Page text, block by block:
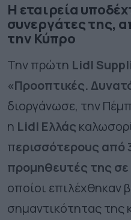
Η εταιρεία
συνεργάτες της,
την Κύπρο
Την πρώτη Lidl
«Προοπτικές.
διοργάνωσε, την
η Lidl Ελλάς
περισσότερους από
προμηθευτές της
οποίοι επιλέχθηκαν
σημαντικότητας της